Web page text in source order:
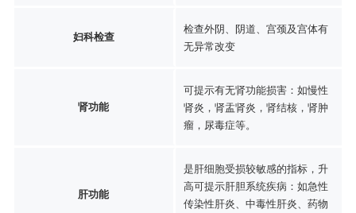
妇科检查
检查外阴、阴道、宫颈及宫体有
无异常改变
肾功能
可提示有无肾功能损害：如慢性
肾炎，肾盂肾炎，肾结核，肾肿
瘤，尿毒症等。
肝功能
是肝细胞受损较敏感的指标，升
高可提示肝胆系统疾病：如急性
传染性肝炎、中毒性肝炎、药物